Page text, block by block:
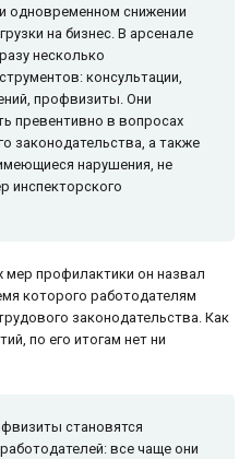
одновременном снижении
на бизнес. В арсенале
несколько
консультации,
профвизиты. Они
превентивно в вопросах
законодательства, а также
нарушения, не
инспекторского
профилактики он назвал
которого работодателям
законодательства. Как
по его итогам нет ни
становятся
все чаще они